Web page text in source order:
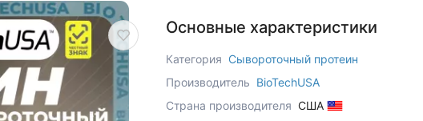
Основные характеристики
Категория Сывороточный протеин
Производитель BioTechUSA
Страна производителя США